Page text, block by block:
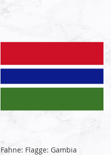
Fahne: Flagge: Gambia